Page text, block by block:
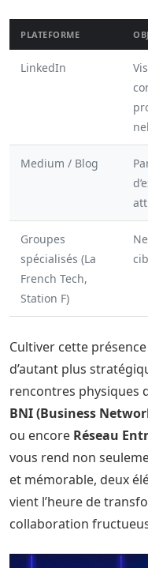
PLATEFORME
LinkedIn
Medium / Blog
Groupes
spécialisés (La
French Tech,
Station F)
Cultiver cette
d’autant plus
rencontres physiques
BNI (Business
ou encore Réseau
vous rend non
et mémorable, deux
vient l’heure de
collaboration